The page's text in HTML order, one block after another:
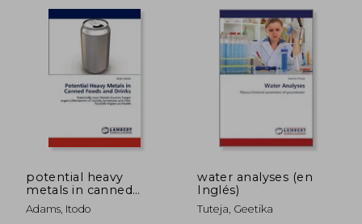
50% 50%
potential heavy
metals in canned
foods and drinks (en
Inglés)
Adams, Itodo
water analyses (en
Inglés)
Tuteja, Geetika